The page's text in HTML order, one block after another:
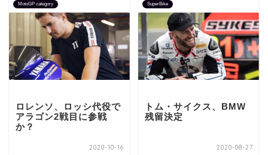
MotoGP category
ロレンソ、ロッシ代役で
アラゴン2戦目に参戦
か？
2020-10-16
SuperBike
トム・サイクス、BMW
残留決定
2020-08-27